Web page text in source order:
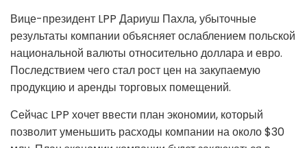
Вице-президент LPP Дариуш Пахла, убыточные
результаты компании объясняет ослаблением польской
национальной валюты относительно доллара и евро.
Последствием чего стал рост цен на закупаемую
продукцию и аренды торговых помещений.
Сейчас LPP хочет ввести план экономии, который
позволит уменьшить расходы компании на около $30